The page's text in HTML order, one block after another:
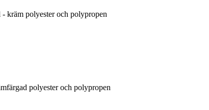
kräm polyester och polypropen
polyester och polypropen